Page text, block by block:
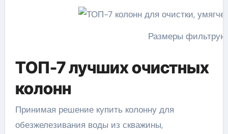
Размеры
ТОП-7 лучших очистных
колонн
Принимая решение купить колонну для
обезжелезивания воды из скважины,